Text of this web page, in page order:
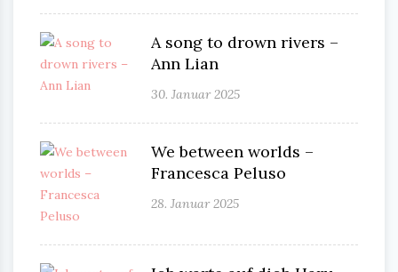
A song to drown rivers –
Ann Lian
30. Januar 2025
We between worlds –
Francesca Peluso
28. Januar 2025